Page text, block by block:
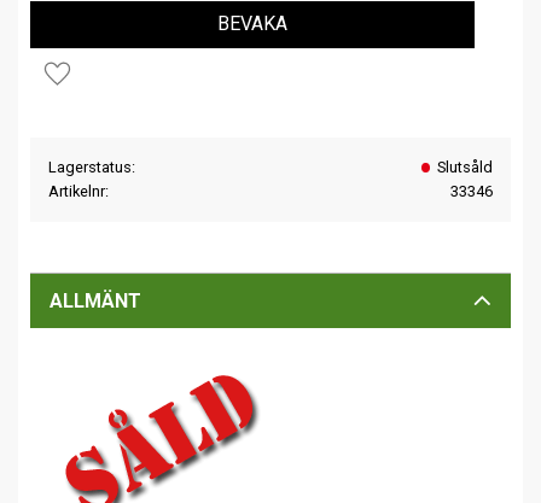
Lägg till i favoriter
BEVAKA
Lagerstatus
Slutsåld
Artikelnr
33346
ALLMÄNT